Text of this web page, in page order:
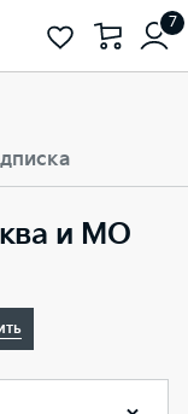
7
и МО